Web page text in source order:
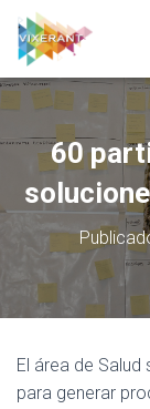
60
El área de
para generar